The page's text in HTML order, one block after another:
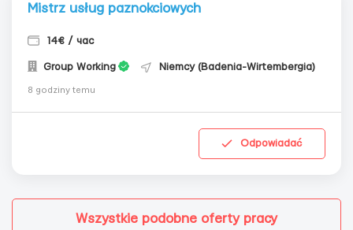
Mistrz usług paznokciowych
14€ / час
Group Working Niemcy (Badenia-Wirtembergia)
8 godziny temu
Odpowiadać
Wszystkie podobne oferty pracy